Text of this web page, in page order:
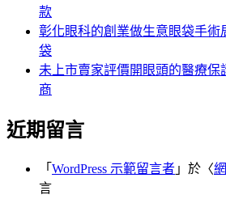
款
彰化眼科的創業做生意眼袋手術
袋
未上市賣家評價開眼頭的醫療保
商
近期留言
「 WordPress 示範留言者 」於〈
言